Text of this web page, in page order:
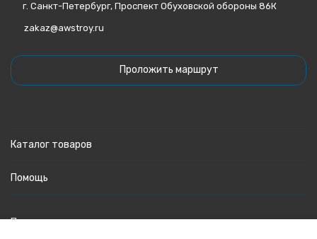
г. Санкт-Петербург, Проспект Обуховской обороны 86К
zakaz@awstroy.ru
Проложить маршрут
Каталог товаров
Помощь
Политика персональных данных